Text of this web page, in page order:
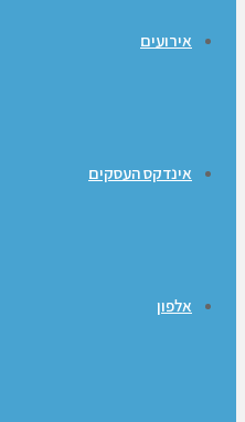
אירועים
אינדקס העסקים
אלפון